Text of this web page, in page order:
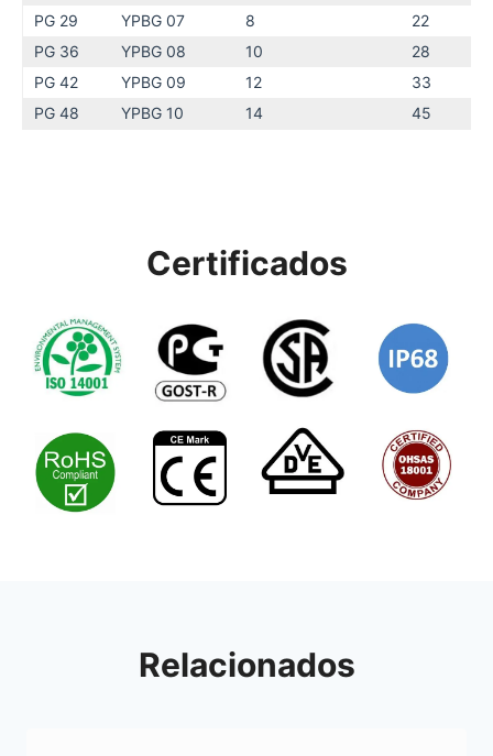
PG 29
YPBG 07 8
22
PG 36
YPBG 08 10
28
PG 42
YPBG 09 12
33
PG 48
YPBG 10 14 45
Certificados
Relacionados